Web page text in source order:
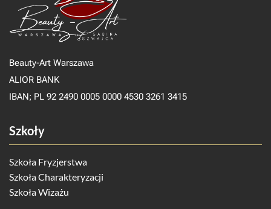
Beauty-Art Warszawa
ALIOR BANK
IBAN; PL 92 2490 0005 0000 4530 3261 3415
Szkoły
Szkoła Fryzjerstwa
Szkoła Charakteryzacji
Szkoła Wizażu